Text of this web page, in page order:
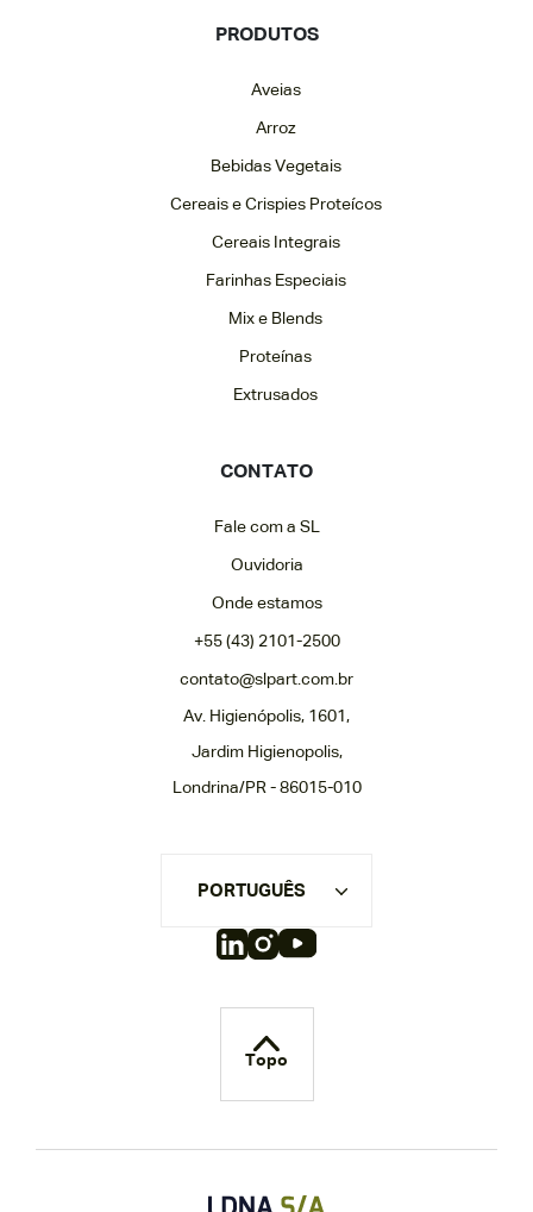
PRODUTOS
Aveias
Arroz
Bebidas Vegetais
Cereais e Crispies Proteícos
Cereais Integrais
Farinhas Especiais
Mix e Blends
Proteínas
Extrusados
CONTATO
Fale com a SL
Ouvidoria
Onde estamos
+55 (43) 2101-2500
contato@slpart.com.br
Av. Higienópolis, 1601,
Jardim Higienopolis,
Londrina/PR - 86015-010
PORTUGUÊS
Topo